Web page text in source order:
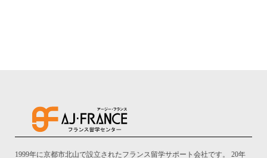
1999年に京都市北山で設立されたフランス留学サポート会社です。 20年